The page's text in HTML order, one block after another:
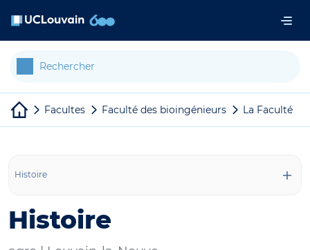
Facultes Faculté des bioingénieurs La Faculté
Histoire
Histoire